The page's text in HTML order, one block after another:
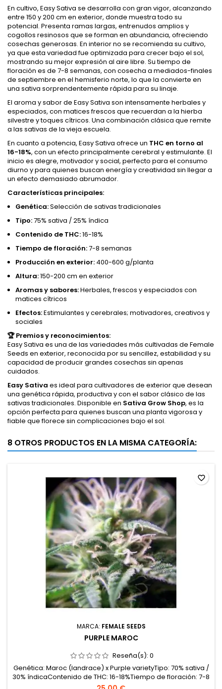
En cultivo, Easy Sativa se desarrolla con gran vigor, alcanzando
entre 150 y 200 cm en exterior, donde muestra todo su
potencial. Presenta ramas largas, entrenudos amplios y
cogollos resinosos que se forman en abundancia, ofreciendo
cosechas generosas. En interior no se recomienda su cultivo,
ya que esta variedad fue optimizada para crecer bajo el sol,
mostrando su mejor expresión al aire libre. Su tiempo de
floración es de 7-8 semanas, con cosecha a mediados-finales
de septiembre en el hemisferio norte, lo que la convierte en
una sativa sorprendentemente rápida para su linaje.
El aroma y sabor de Easy Sativa son intensamente herbales y
especiados, con matices frescos que recuerdan a la hierba
silvestre y toques cítricos. Una combinación clásica que remite
a las sativas de la vieja escuela.
En cuanto a potencia, Easy Sativa ofrece un THC en torno al
16-18%, con un efecto principalmente cerebral y estimulante. El
inicio es alegre, motivador y social, perfecto para el consumo
diurno y para quienes buscan energía y creatividad sin llegar a
un efecto demasiado abrumador.
Características principales:
Genética:Selección de sativas tradicionales
Tipo:75% sativa / 25% índica
Contenido de THC:16-18%
Tiempo de floración:7-8 semanas
Producción en exterior: 400-600 g/planta
Altura:150-200 cm en exterior
Aromas y sabores:Herbales, frescos y especiados con
matices cítricos
Efectos:Estimulantes y cerebrales; motivadores, creativos y
sociales
🏆 Premios y reconocimientos:
Easy Sativa es una de las variedades más cultivadas de Female
Seeds en exterior, reconocida por su sencillez, estabilidad y su
capacidad de producir grandes cosechas sin apenas
cuidados.
Easy Sativa es ideal para cultivadores de exterior que desean
una genética rápida, productiva y con el sabor clásico de las
sativas tradicionales. Disponible en Sativa Grow Shop, es la
opción perfecta para quienes buscan una planta vigorosa y
fiable que florece sin complicaciones bajo el sol.
8 OTROS PRODUCTOS EN LA MISMA CATEGORÍA:
MARCA: FEMALE SEEDS
PURPLE MAROC
Reseña(s): 0
Genética: Maroc (landrace) x Purple varietyTipo: 70% sativa /
30% índicaContenido de THC: 16-18%Tiempo de floración: 7-8
semanas; cosecha a finales de septiembre / principios de
favorite_border